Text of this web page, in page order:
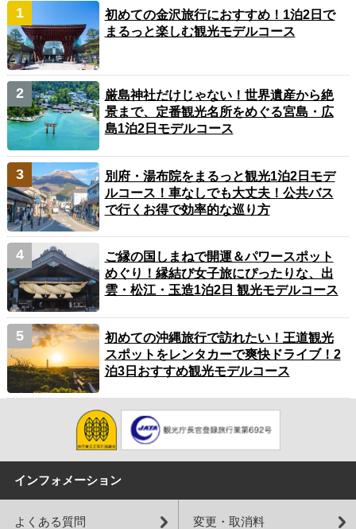
初めての金沢旅行におすすめ！1泊2日で
まるっと楽しむ観光モデルコース
厳島神社だけじゃない！世界遺産から絶
景まで、定番観光名所をめぐる宮島・広
島1泊2日モデルコース
別府・湯布院をまるっと観光1泊2日モデ
ルコース！車なしでも大丈夫！公共バス
で行くお得で効率的な巡り方
ご縁の国しまねで開運＆パワースポット
めぐり！縁結び女子旅にぴったりな、出
雲・松江・玉造1泊2日 観光モデルコース
初めての沖縄旅行で訪れたい！王道観光
スポットをレンタカーで爽快ドライブ！2
泊3日おすすめ観光モデルコース
インフォメーション
よくある質問 変更・取消料